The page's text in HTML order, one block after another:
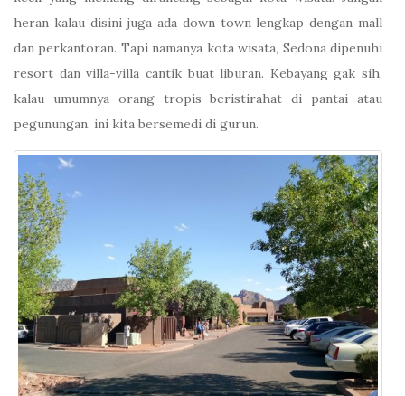
heran kalau disini juga ada down town lengkap dengan mall
dan perkantoran. Tapi namanya kota wisata, Sedona dipenuhi
resort dan villa-villa cantik buat liburan. Kebayang gak sih,
kalau umumnya orang tropis beristirahat di pantai atau
pegunungan, ini kita bersemedi di gurun.